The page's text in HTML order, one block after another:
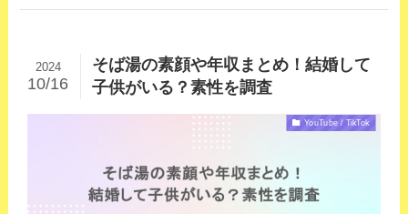
そば湯の素顔や年収まとめ！結婚して
子供がいる？素性を調査
2024
10/16
YouTube / TikTok